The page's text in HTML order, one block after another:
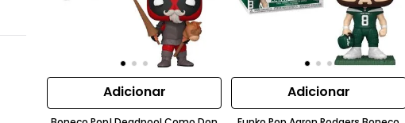
Adicionar Adicionar